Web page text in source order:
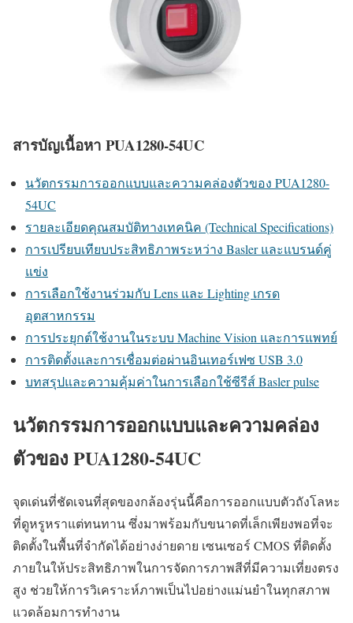
สารบัญเนื้อหา PUA1280-54UC
นวัตกรรมการออกแบบและความคล่องตัวของ PUA1280-
54UC
รายละเอียดคุณสมบัติทางเทคนิค (Technical Specifications)
การเปรียบเทียบประสิทธิภาพระหว่าง Basler และแบรนด์คู่
แข่ง
การเลือกใช้งานร่วมกับ Lens และ Lighting เกรด
อุตสาหกรรม
การประยุกต์ใช้งานในระบบ Machine Vision และการแพทย์
การติดตั้งและการเชื่อมต่อผ่านอินเทอร์เฟซ USB 3.0
บทสรุปและความคุ้มค่าในการเลือกใช้ซีรีส์ Basler pulse
นวัตกรรมการออกแบบและความคล่อง
ตัวของ PUA1280-54UC
จุดเด่นที่ชัดเจนที่สุดของกล้องรุ่นนี้คือการออกแบบตัวถังโลหะ
ที่ดูหรูหราแต่ทนทาน ซึ่งมาพร้อมกับขนาดที่เล็กเพียงพอที่จะ
ติดตั้งในพื้นที่จำกัดได้อย่างง่ายดาย เซนเซอร์ CMOS ที่ติดตั้ง
ภายในให้ประสิทธิภาพในการจัดการภาพสีที่มีความเที่ยงตรง
สูง ช่วยให้การวิเคราะห์ภาพเป็นไปอย่างแม่นยำในทุกสภาพ
แวดล้อมการทำงาน